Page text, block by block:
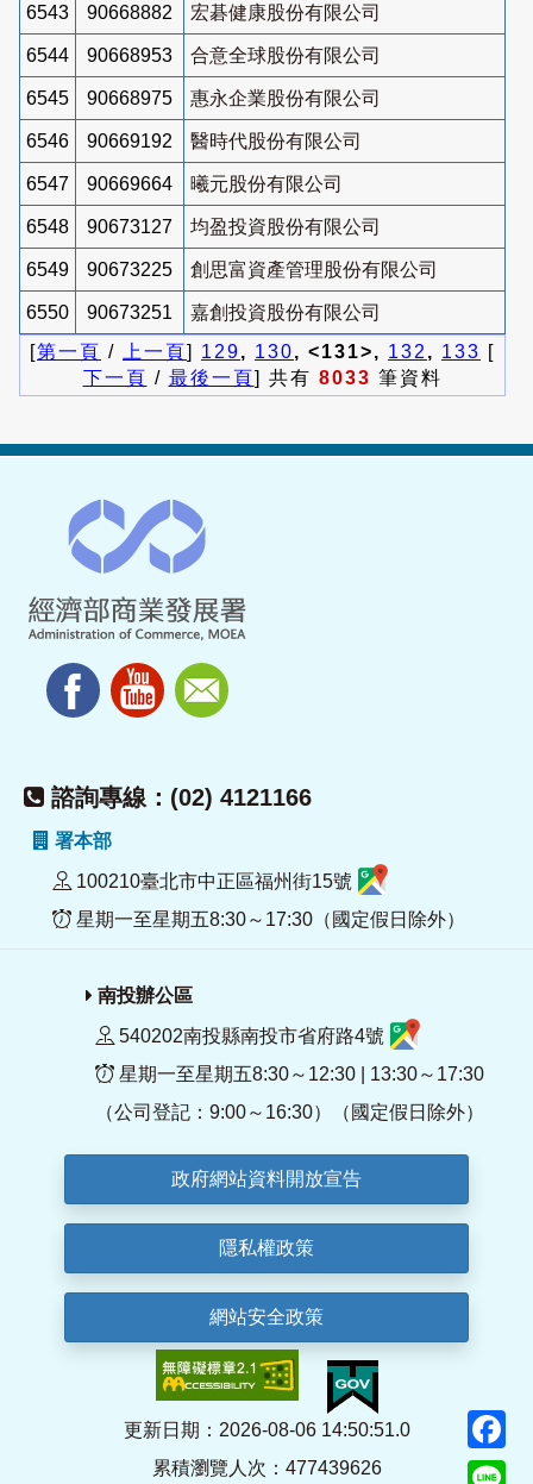
6543 90668882 宏碁健康股份有限公司
6544 90668953 合意全球股份有限公司
6545 90668975 惠永企業股份有限公司
6546 90669192 醫時代股份有限公司
6547 90669664 曦元股份有限公司
6548 90673127 均盈投資股份有限公司
6549 90673225 創思富資產管理股份有限公司
6550 90673251
嘉創投資股份有限公司
[第一頁 / 上一頁] 129, 130, <131>, 132 , 133 [
下一頁 / 最後一頁] 共有 8033 筆資料
諮詢專線：(02) 4121166
署本部
100210臺北市中正區福州街15號
星期一至星期五8:30～17:30（國定假日除外）
南投辦公區
540202南投縣南投市省府路4號
星期一至星期五8:30～12:30 | 13:30～17:30
（公司登記：9:00～16:30）（國定假日除外）
政府網站資料開放宣告
隱私權政策
網站安全政策
更新日期：2026-08-06 14:50:51.0
累積瀏覽人次：477439626